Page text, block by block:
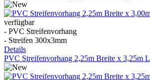
verfügbar
- PVC Streifenvorhang
- Streifen 300x3mm
Details
PVC Streifenvorhang 2,25m Breite x 3,25m